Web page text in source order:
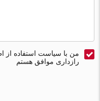
من با سیاست استفاده
رازداری موافق هستم